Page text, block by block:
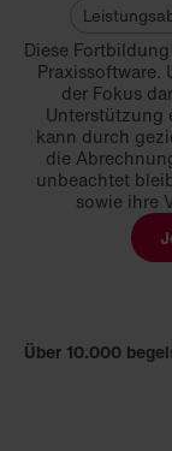
Diese
Praxissoftware.
der Fokus
Unterstützung
kann durch
die
unbeachtet
sowie ihre
Über 10.000